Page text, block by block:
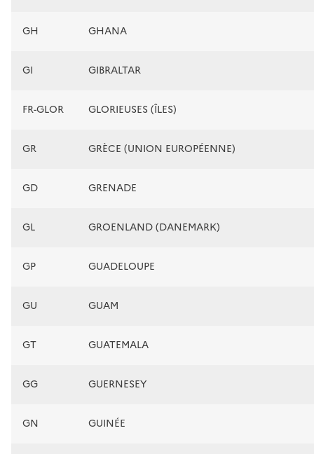
GH GHANA
GI GIBRALTAR
FR-GLOR GLORIEUSES (ÎLES)
GR GRÈCE (UNION EUROPÉENNE)
GD GRENADE
GL GROENLAND (DANEMARK)
GP GUADELOUPE
GU GUAM
GT GUATEMALA
GG GUERNESEY
GN GUINÉE